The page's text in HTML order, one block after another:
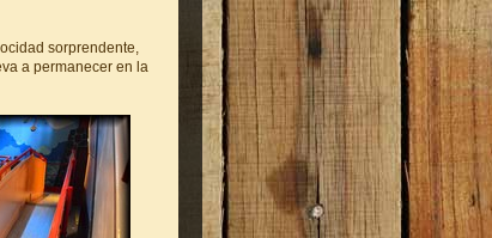
sorprendente,
a permanecer en la